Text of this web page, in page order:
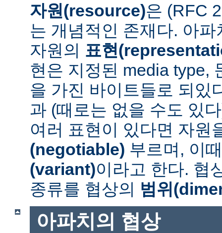
자원(resource)은 (RFC
는 개념적인 존재다. 아
자원의 표현
현은 지정된 media type,
을 가진 바이트들로 되있
과 (때로는 없을 수도 있
여러 표현이 있다면 자원
(negotiable) 부르며, 이
(variant)이라고 한다. 협
종류를 협상의 범위
아파치의 협상